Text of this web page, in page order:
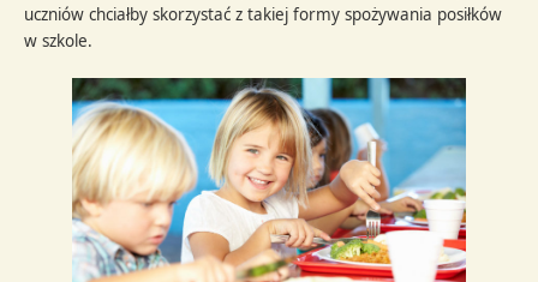
uczniów chciałby skorzystać z takiej formy spożywania posiłków
w szkole.